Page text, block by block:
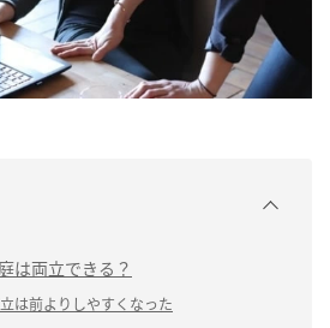
は両立できる？
は前よりしやすくなった